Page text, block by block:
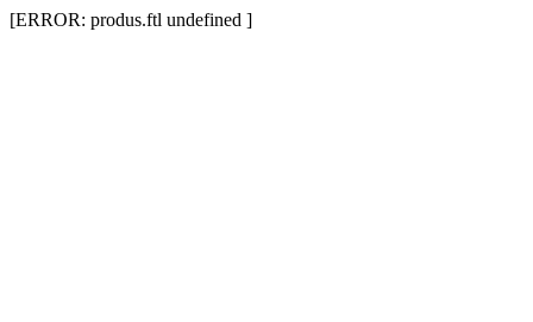
[ERROR: produs.ftl undefined ]